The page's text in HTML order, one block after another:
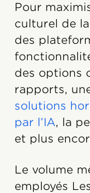
Pour
culturel de
des
des options
rapports,
solutions
par l’IA, la
et plus
Le volume
employés